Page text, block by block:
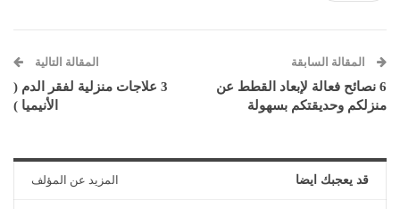
المقالة السابقة
6 نصائح فعالة لإبعاد القطط عن
منزلكم وحديقتكم بسهولة
المقالة التالية
3 علاجات منزلية لفقر الدم (
الأنيميا )
قد يعجبك ايضا المزيد عن المؤلف